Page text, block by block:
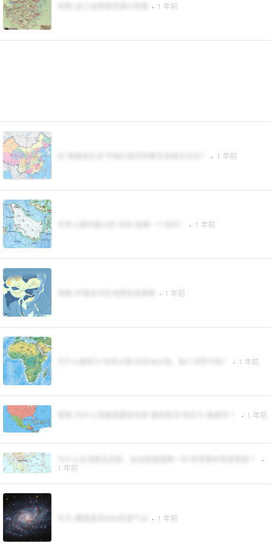
· 1 年前
· 1 年前
· 1 年前
· 1 年前
· 1 年前
· 1 年前
·
1 年前
· 1 年前